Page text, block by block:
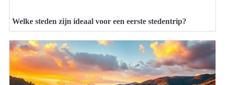
Welke steden zijn ideaal voor een eerste stedentrip?